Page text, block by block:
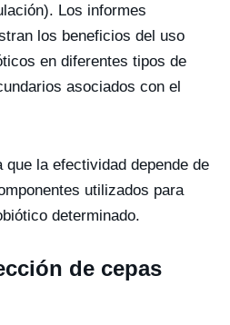
Los informes
los beneficios del uso
en diferentes tipos de
asociados con el
que la efectividad depende de
utilizados para
determinado.
de cepas